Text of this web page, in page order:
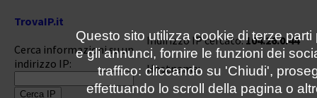
TrovaIP.it
Cerca informazioni su un
indirizzo IP:
Indirizzo IP cercato:104.26.0.44
Hostname:
Questo sito utilizza cookie di terze
e gli annunci, fornire le funzioni dei
traffico: cliccando su 'Chiudi',
effettuando lo scroll della pagina o